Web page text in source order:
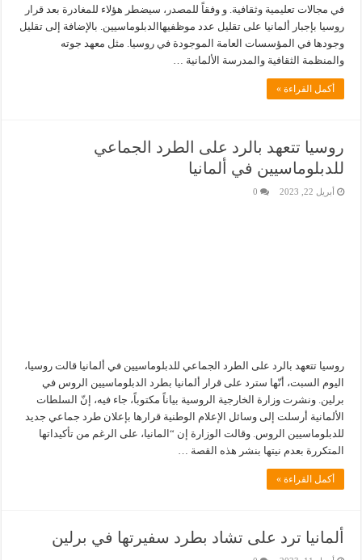
في مجالات تعليمية وثقافية. و وفقاً للمصدر، سيضطر هؤلاء للمغادرة بعد قرار
روسيا بإجبار ألمانيا على تقليل عدد موظفيهاالدبلوماسيين. بالإضافة إلى تقليل
وجودها في المؤسسات العامة الموجودة في روسيا. مثل معهد جوته
والمنظمة الثقافية والمدرسة الألمانية …
أكمل القراءة »
روسيا تتعهد بالرد على الطرد الجماعي
للدبلوماسيين في ألمانيا
أبريل 22, 2023 0
روسيا تتعهد بالرد على الطرد الجماعي للدبلوماسيين في ألمانيا قالت روسيا،
اليوم السبت، أنّها سترد على قرار ألمانيا بطرد الدبلوماسيين الروس في
برلين. ونشرت وزارة الخارجية الروسية بياناً مكتوباً، جاء فيه، إنّ السلطات
الألمانية أرسلت إلى وسائل الإعلام الوطنية قرارها بإعلان طرد جماعي جديد
للدبلوماسيين الروس. وقالت الوزارة إن “المانيا، على الرغم من تأكيداتها
المتكررة بعدم نيتها بنشر هذه القصة …
أكمل القراءة »
ألمانيا ترد على تشاد بطرد سفيرتها في برلين